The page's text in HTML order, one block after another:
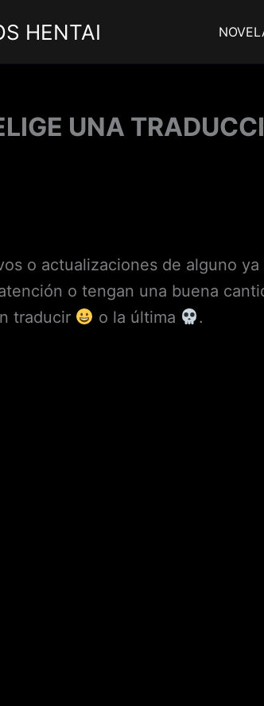
HENTAI
UNA
o actualizaciones de alguno
o tengan una buena
traducir
o la última .